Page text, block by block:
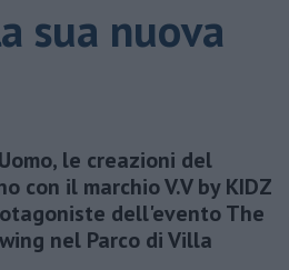
sua nuova
le creazioni del
con il marchio V.V by KIDZ
dell'evento The
nel Parco di Villa